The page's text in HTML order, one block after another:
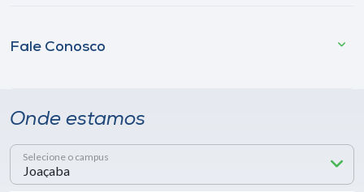
Fale Conosco
Onde estamos
Selecione o campus